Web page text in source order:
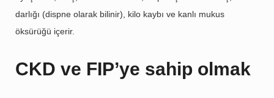
darlığı (dispne olarak bilinir), kilo kaybı ve kanlı mukus
öksürüğü içerir.
CKD ve FIP’ye sahip olmak